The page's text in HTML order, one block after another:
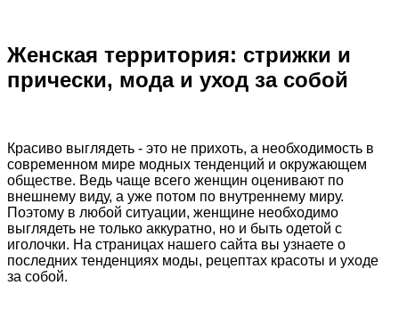
Женская территория: стрижки и
прически, мода и уход за собой
Красиво выглядеть - это не прихоть, а необходимость в
современном мире модных тенденций и окружающем
обществе. Ведь чаще всего женщин оценивают по
внешнему виду, а уже потом по внутреннему миру.
Поэтому в любой ситуации, женщине необходимо
выглядеть не только аккуратно, но и быть одетой с
иголочки. На страницах нашего сайта вы узнаете о
последних тенденциях моды, рецептах красоты и уходе
за собой.